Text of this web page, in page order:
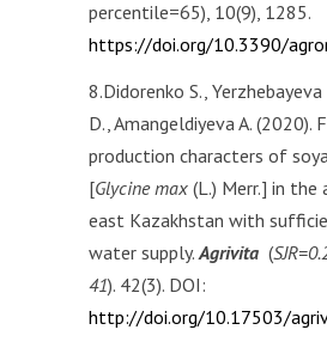
percentile=65), 10(9), 1285.
https://doi.org/10.3390/
8.Didorenko S.,
D., Amangeldiyeva A.
production characters of
[Glycine max (L.) Merr.] in
east Kazakhstan with
water supply.Agrivita (
41). 42(3). DOI:
http://doi.org/10.17503/